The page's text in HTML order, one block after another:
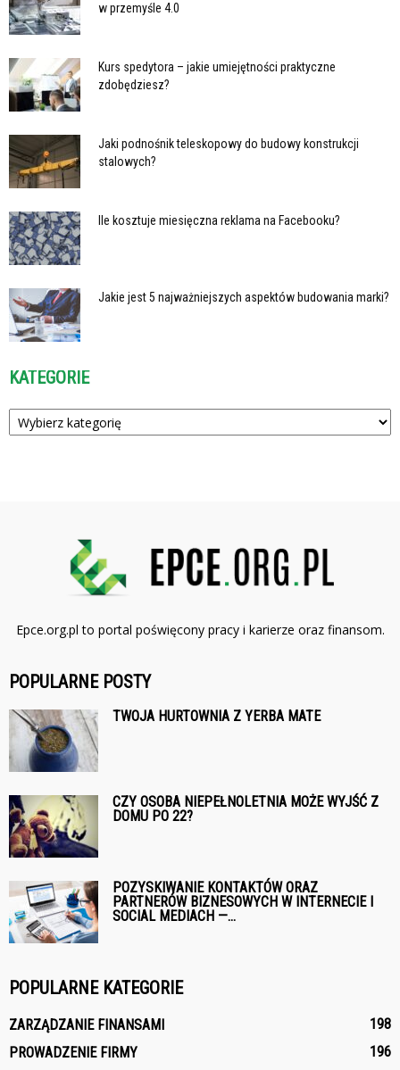
w przemyśle 4.0
Kurs spedytora – jakie umiejętności praktyczne
zdobędziesz?
Jaki podnośnik teleskopowy do budowy konstrukcji
stalowych?
Ile kosztuje miesięczna reklama na Facebooku?
Jakie jest 5 najważniejszych aspektów budowania marki?
KATEGORIE
Kategorie
Epce.org.pl to portal poświęcony pracy i karierze oraz finansom.
POPULARNE POSTY
TWOJA HURTOWNIA Z YERBA MATE
CZY OSOBA NIEPEŁNOLETNIA MOŻE WYJŚĆ Z
DOMU PO 22?
POZYSKIWANIE KONTAKTÓW ORAZ
PARTNERÓW BIZNESOWYCH W INTERNECIE I
SOCIAL MEDIACH —...
POPULARNE KATEGORIE
ZARZĄDZANIE FINANSAMI
198
PROWADZENIE FIRMY
196